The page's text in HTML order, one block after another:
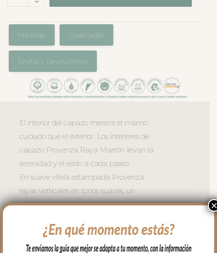
Medidas Cualidades
Envíos y Devoluciones
El interior del capazo merece el mismo
cuidado que el exterior. Los interiores de
capazo Provenza Raya Marrón llevan la
serenidad y el estilo a cada paseo.
En suave villela estampada Provenza:
rayas verticales en tonos suaves, un
patrón clásico y limpio que evoca la
verano, siempre elegante y atemporal.
Válido para capazos que no lleven la
×